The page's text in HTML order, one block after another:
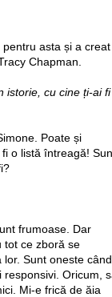
asta și a creat
Chapman.
istorie, cu cine ți-ai fi
Poate și
o listă întreagă!
frumoase. Dar
tot ce zboră se
Sunt oneste când
responsivi. Oricum,
Mi-e frică de ăia